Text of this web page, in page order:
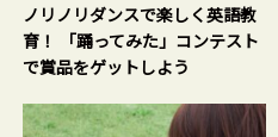
ノリノリダンスで楽しく英語教
育！ 「踊ってみた」コンテスト
で賞品をゲットしよう